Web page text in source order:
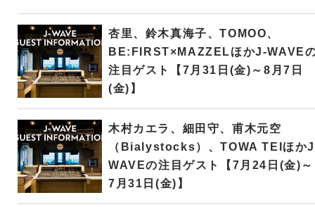
杏里、鈴木真海子、TOMOO、
BE:FIRST×MAZZELほかJ-WAVE
注目ゲスト【7月31日(金)～8月7日
(金)】
木村カエラ、細田守、甫木元空
（Bialystocks）、TOWA TEIほか
WAVEの注目ゲスト【7月24日(金)～
7月31日(金)】